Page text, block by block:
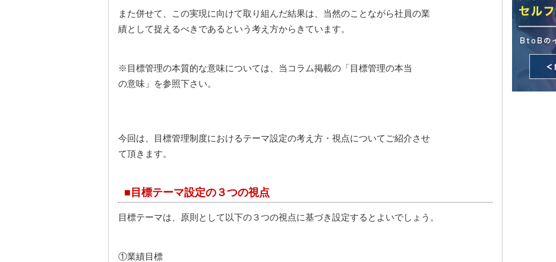
また併せて、この実現に向けて取り組んだ結果は、当然のことながら社員の業
績として捉えるべきであるという考え方からきています。
※目標管理の本質的な意味については、当コラム掲載の「目標管理の本当
の意味」を参照下さい。
今回は、目標管理制度におけるテーマ設定の考え方・視点についてご紹介させ
て頂きます。
■目標テーマ設定の３つの視点
目標テーマは、原則として以下の３つの視点に基づき設定するとよいでしょう。
①業績目標